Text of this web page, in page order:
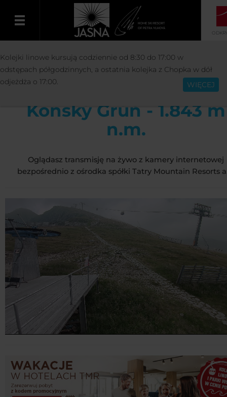
Polski
OŚRODEK INFORMACJE
INTERNETOWE
Konský Grúň - 1.843 m
n.m.
Oglądasz transmisję na żywo z kamery internetowej
bezpośrednio z ośrodka spółki Tatry Mountain Resorts
Kolejki linowe kursują codziennie od 8:30 do 17:00 w
odstępach półgodzinnych, a ostatnia kolejka z Chopka w dół
odjeżdża o 17:00.
WIĘCEJ